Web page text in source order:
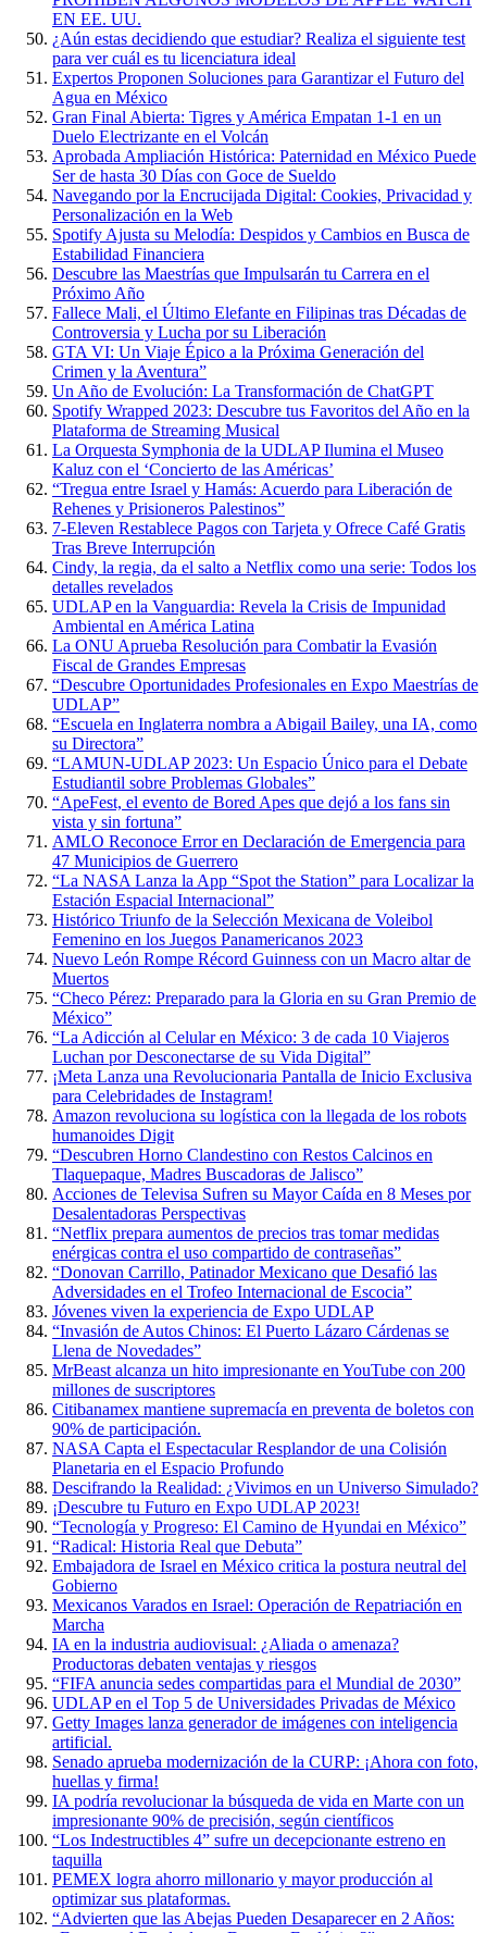
EN EE. UU.
¿Aún estas decidiendo que estudiar? Realiza el siguiente test
para ver cuál es tu licenciatura ideal
Expertos Proponen Soluciones para Garantizar el Futuro del
Agua en México
Gran Final Abierta: Tigres y América Empatan 1-1 en un
Duelo Electrizante en el Volcán
Aprobada Ampliación Histórica: Paternidad en México Puede
Ser de hasta 30 Días con Goce de Sueldo
Navegando por la Encrucijada Digital: Cookies, Privacidad y
Personalización en la Web
Spotify Ajusta su Melodía: Despidos y Cambios en Busca de
Estabilidad Financiera
Descubre las Maestrías que Impulsarán tu Carrera en el
Próximo Año
Fallece Mali, el Último Elefante en Filipinas tras Décadas de
Controversia y Lucha por su Liberación
GTA VI: Un Viaje Épico a la Próxima Generación del
Crimen y la Aventura”
Un Año de Evolución: La Transformación de ChatGPT
Spotify Wrapped 2023: Descubre tus Favoritos del Año en la
Plataforma de Streaming Musical
La Orquesta Symphonia de la UDLAP Ilumina el Museo
Kaluz con el ‘Concierto de las Américas’
“Tregua entre Israel y Hamás: Acuerdo para Liberación de
Rehenes y Prisioneros Palestinos”
7-Eleven Restablece Pagos con Tarjeta y Ofrece Café Gratis
Tras Breve Interrupción
Cindy, la regia, da el salto a Netflix como una serie: Todos los
detalles revelados
UDLAP en la Vanguardia: Revela la Crisis de Impunidad
Ambiental en América Latina
La ONU Aprueba Resolución para Combatir la Evasión
Fiscal de Grandes Empresas
“Descubre Oportunidades Profesionales en Expo Maestrías de
UDLAP”
“Escuela en Inglaterra nombra a Abigail Bailey, una IA, como
su Directora”
“LAMUN-UDLAP 2023: Un Espacio Único para el Debate
Estudiantil sobre Problemas Globales”
“ApeFest, el evento de Bored Apes que dejó a los fans sin
vista y sin fortuna”
AMLO Reconoce Error en Declaración de Emergencia para
47 Municipios de Guerrero
“La NASA Lanza la App “Spot the Station” para Localizar la
Estación Espacial Internacional”
Histórico Triunfo de la Selección Mexicana de Voleibol
Femenino en los Juegos Panamericanos 2023
Nuevo León Rompe Récord Guinness con un Macro altar de
Muertos
“Checo Pérez: Preparado para la Gloria en su Gran Premio de
México”
“La Adicción al Celular en México: 3 de cada 10 Viajeros
Luchan por Desconectarse de su Vida Digital”
¡Meta Lanza una Revolucionaria Pantalla de Inicio Exclusiva
para Celebridades de Instagram!
Amazon revoluciona su logística con la llegada de los robots
humanoides Digit
“Descubren Horno Clandestino con Restos Calcinos en
Tlaquepaque, Madres Buscadoras de Jalisco”
Acciones de Televisa Sufren su Mayor Caída en 8 Meses por
Desalentadoras Perspectivas
“Netflix prepara aumentos de precios tras tomar medidas
enérgicas contra el uso compartido de contraseñas”
“Donovan Carrillo, Patinador Mexicano que Desafió las
Adversidades en el Trofeo Internacional de Escocia”
Jóvenes viven la experiencia de Expo UDLAP
“Invasión de Autos Chinos: El Puerto Lázaro Cárdenas se
Llena de Novedades”
MrBeast alcanza un hito impresionante en YouTube con 200
millones de suscriptores
Citibanamex mantiene supremacía en preventa de boletos con
90% de participación.
NASA Capta el Espectacular Resplandor de una Colisión
Planetaria en el Espacio Profundo
Descifrando la Realidad: ¿Vivimos en un Universo Simulado?
¡Descubre tu Futuro en Expo UDLAP 2023!
“Tecnología y Progreso: El Camino de Hyundai en México”
“Radical: Historia Real que Debuta”
Embajadora de Israel en México critica la postura neutral del
Gobierno
Mexicanos Varados en Israel: Operación de Repatriación en
Marcha
IA en la industria audiovisual: ¿Aliada o amenaza?
Productoras debaten ventajas y riesgos
“FIFA anuncia sedes compartidas para el Mundial de 2030”
UDLAP en el Top 5 de Universidades Privadas de México
Getty Images lanza generador de imágenes con inteligencia
artificial.
Senado aprueba modernización de la CURP: ¡Ahora con foto,
huellas y firma!
IA podría revolucionar la búsqueda de vida en Marte con un
impresionante 90% de precisión, según científicos
“Los Indestructibles 4” sufre un decepcionante estreno en
taquilla
PEMEX logra ahorro millonario y mayor producción al
optimizar sus plataformas.
“Advierten que las Abejas Pueden Desaparecer en 2 Años: